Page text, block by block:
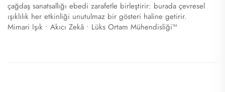
çağdaş sanatsallığı ebedi zarafetle birleştirir: burada çevresel
ışıklılık her etkinliği unutulmaz bir gösteri haline getirir.
Mimari Işık • Akıcı Zekâ • Lüks Ortam Mühendisliği™